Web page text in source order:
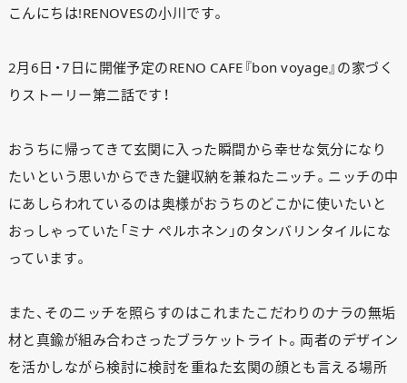
こんにちは!RENOVESの小川です。
2月6日・7日に開催予定のRENO CAFE『bon voyage』の家づく
りストーリー第二話です！
おうちに帰ってきて玄関に入った瞬間から幸せな気分になり
たいという思いからできた鍵収納を兼ねたニッチ。ニッチの中
にあしらわれているのは奥様がおうちのどこかに使いたいと
おっしゃっていた「ミナ ペルホネン」のタンバリンタイルにな
っています。
また、そのニッチを照らすのはこれまたこだわりのナラの無垢
材と真鍮が組み合わさったブラケットライト。両者のデザイン
を活かしながら検討に検討を重ねた玄関の顔とも言える場所